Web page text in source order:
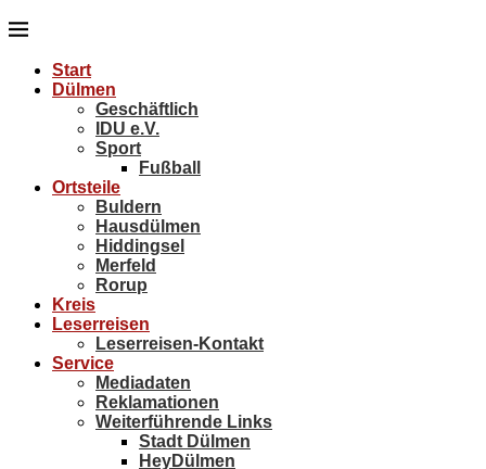
Start
Dülmen
Geschäftlich
IDU e.V.
Sport
Fußball
Ortsteile
Buldern
Hausdülmen
Hiddingsel
Merfeld
Rorup
Kreis
Leserreisen
Leserreisen-Kontakt
Service
Mediadaten
Reklamationen
Weiterführende Links
Stadt Dülmen
HeyDülmen